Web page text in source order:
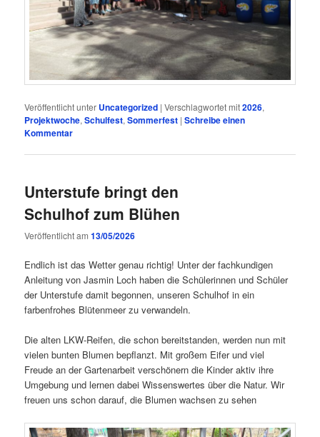
Veröffentlicht unter Uncategorized |Verschlagwortet mit2026,
Projektwoche,Schulfest,Sommerfest |Schreibe einen
Kommentar
Unterstufe bringt den
Schulhof zum Blühen
Veröffentlicht am13/05/2026
Endlich ist das Wetter genau richtig! Unter der fachkundigen
Anleitung von Jasmin Loch haben die Schülerinnen und Schüler
der Unterstufe damit begonnen, unseren Schulhof in ein
farbenfrohes Blütenmeer zu verwandeln.
Die alten LKW-Reifen, die schon bereitstanden, werden nun mit
vielen bunten Blumen bepflanzt. Mit großem Eifer und viel
Freude an der Gartenarbeit verschönern die Kinder aktiv ihre
Umgebung und lernen dabei Wissenswertes über die Natur. Wir
freuen uns schon darauf, die Blumen wachsen zu sehen